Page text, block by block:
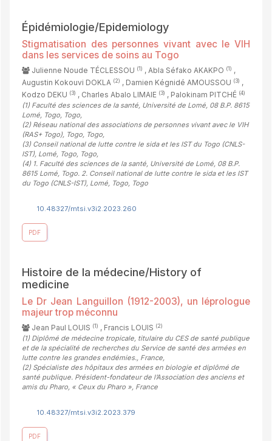
Épidémiologie/Epidemiology
Stigmatisation des personnes vivant avec le VIH
dans les services de soins au Togo
Julienne Noude TÉCLESSOU (1) , Abla Séfako AKAKPO (1) ,
Augustin Kokouvi DOKLA (2) , Damien Kégnidé AMOUSSOU (3) ,
Kodzo DEKU (3) , Charles Abalo LIMAIE (3) , Palokinam PITCHÉ (4)
(1) Faculté des sciences de la santé, Université de Lomé, 08 B.P. 8615
Lomé, Togo, Togo,
(2) Réseau national des associations de personnes vivant avec le VIH
(RAS+ Togo), Togo, Togo,
(3) Conseil national de lutte contre le sida et les IST du Togo (CNLS-
IST), Lomé, Togo, Togo,
(4) 1. Faculté des sciences de la santé, Université de Lomé, 08 B.P.
8615 Lomé, Togo. 2. Conseil national de lutte contre le sida et les IST
du Togo (CNLS-IST), Lomé, Togo, Togo
10.48327/mtsi.v3i2.2023.260
PDF
Histoire de la médecine/History of
medicine
Le Dr Jean Languillon (1912-2003), un léprologue
majeur trop méconnu
Jean Paul LOUIS (1) , Francis LOUIS (2)
(1) Diplômé de médecine tropicale, titulaire du CES de santé publique
et de la spécialité de recherches du Service de santé des armées en
lutte contre les grandes endémies., France,
(2) Spécialiste des hôpitaux des armées en biologie et diplômé de
santé publique. Président-fondateur de l’Association des anciens et
amis du Pharo, « Ceux du Pharo », France
10.48327/mtsi.v3i2.2023.379
PDF